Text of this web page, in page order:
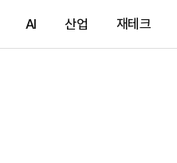
AI 산업 재테크